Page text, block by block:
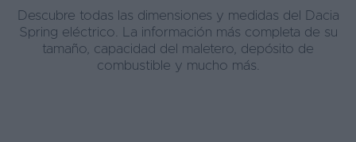
Renting
Descubre todas las dimensiones y medidas del Dacia
Spring eléctrico. La información más completa de su
tamaño, capacidad del maletero, depósito de
combustible y mucho más.